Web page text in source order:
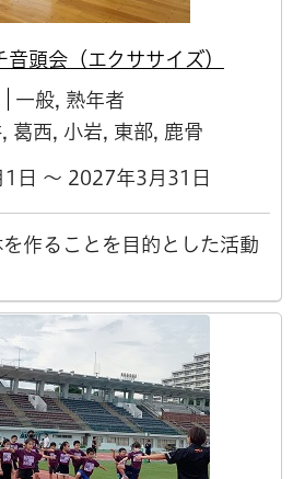
頭会（エクササイズ）
一般, 熟年者
葛西, 小岩, 東部, 鹿骨
日 ～ 2027年3月31日
作ることを目的とした活動